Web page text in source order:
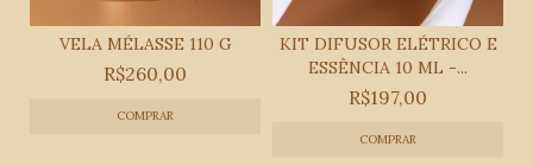
VELA MÉLASSE 110 G
R$260,00
KIT DIFUSOR ELÉTRICO E
ESSÊNCIA 10 ML -...
R$197,00
COMPRAR